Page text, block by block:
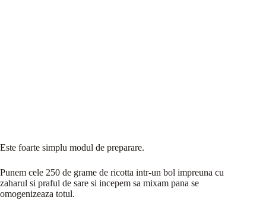
Este foarte simplu modul de preparare.
Punem cele 250 de grame de ricotta intr-un bol impreuna cu
zaharul si praful de sare si incepem sa mixam pana se
omogenizeaza totul.